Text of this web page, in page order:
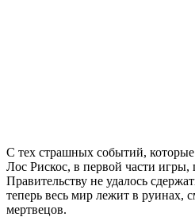
С тех страшных событий,
Лос Рискос, в первой части игры,
Правительству не удалось
теперь весь мир лежит в
мертвецов.